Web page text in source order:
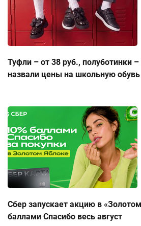
Туфли – от 38 руб., полуботинки
назвали цены на школьную обувь
Сбер запускает акцию в
баллами Спасибо весь август